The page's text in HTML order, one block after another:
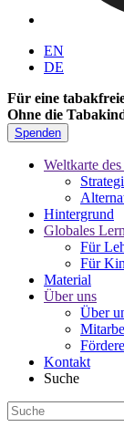
EN
DE
Für eine
Ohne die
Spenden
Weltkarte
Hintergrund
Globales
Für
Für
Material
Über uns
Über
Kontakt
Suche